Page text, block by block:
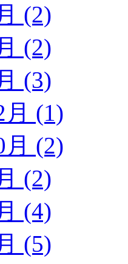
(2)
(2)
(3)
月 (1)
月 (2)
(2)
(4)
(5)